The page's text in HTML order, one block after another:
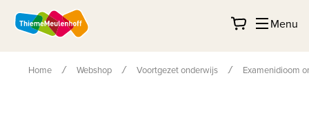
Menu
Home Webshop Voortgezet onderwijs Examenidioom